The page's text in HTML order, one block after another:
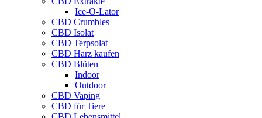
Ice-O-Lator
CBD Crumbles
CBD Isolat
CBD Terpsolat
CBD Harz kaufen
CBD Blüten
Indoor
Outdoor
CBD Vaping
CBD für Tiere